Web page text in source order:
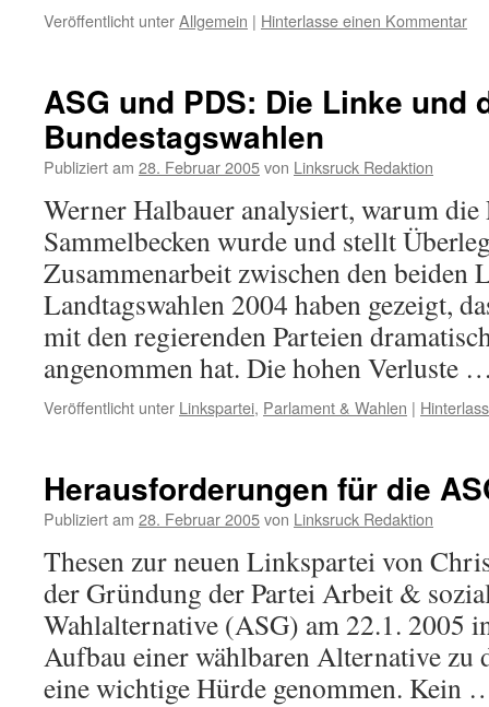
Veröffentlicht unterAllgemein | Hinterlasse einen Kommentar
ASG und PDS: Die Linke und
Bundestagswahlen
Publiziert am 28. Februar 2005von Linksruck Redaktion
Werner Halbauer analysiert, warum
Sammelbecken wurde und stellt
Zusammenarbeit zwischen den beiden
Landtagswahlen 2004 haben gezeigt,
mit den regierenden Parteien
angenommen hat. Die hohen Verluste
Veröffentlicht unter Linkspartei, Parlament & Wahlen |
Herausforderungen für die
Publiziert am 28. Februar 2005von Linksruck Redaktion
Thesen zur neuen Linkspartei von
der Gründung der Partei Arbeit &
Wahlalternative (ASG) am 22.1. 2005
Aufbau einer wählbaren Alternative zu
eine wichtige Hürde genommen. Kein